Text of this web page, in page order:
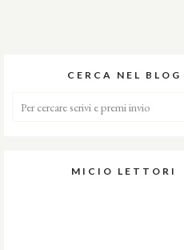
CERCA NEL BLOG
MICIO LETTORI